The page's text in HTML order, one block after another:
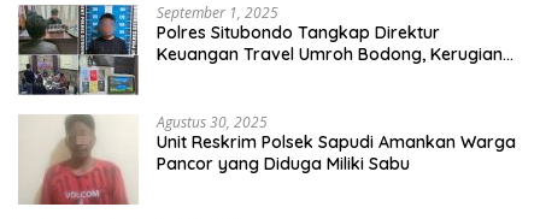
September 1, 2025
Polres Situbondo Tangkap Direktur
Keuangan Travel Umroh Bodong, Kerugian
Agustus 30, 2025
Unit Reskrim Polsek Sapudi Amankan Warga
Pancor yang Diduga Miliki Sabu